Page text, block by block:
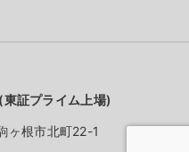
証プライム上場)
ヶ根市北町22-1